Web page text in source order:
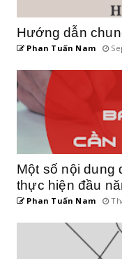
Hướng dẫn
Phan Tuấn Nam
Một số nội dung
thực hiện đầu
Phan Tuấn Nam